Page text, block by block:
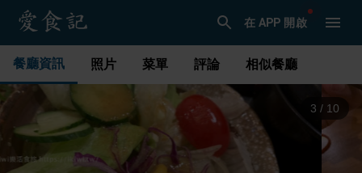
在 APP 開啟
餐廳資訊 照片 菜單 評論 相似餐廳
3 / 10